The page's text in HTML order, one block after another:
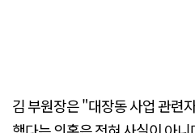
김 부원장은 "대장동 사업 관련